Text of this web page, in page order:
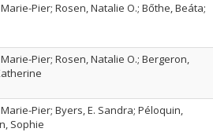
Pier; Rosen, Natalie O.; Bőthe, Beáta;
Pier; Rosen, Natalie O.; Bergeron,
Pier; Byers, E. Sandra; Péloquin,
Sophie